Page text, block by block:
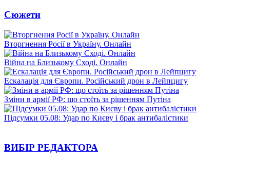
Сюжети
Вторгнення Росії в Україну. Онлайн
Війна на Близькому Сході. Онлайн
Ескалація для Європи. Російський дрон в Лейпцигу
Зміни в армії РФ: що стоїть за рішенням Путіна
Підсумки 05.08: Удар по Києву і брак антибалістики
ВИБІР РЕДАКТОРА